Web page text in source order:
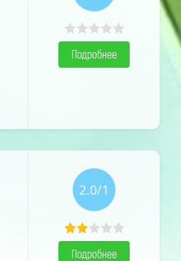
Подробнее
2.0/1
Подробнее